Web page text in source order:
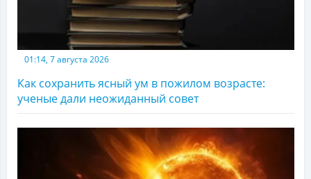
01:14, 7 августа 2026
Как сохранить ясный ум в пожилом возрасте:
ученые дали неожиданный совет